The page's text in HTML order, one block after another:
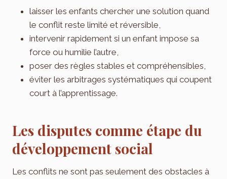
laisser les enfants chercher une solution quand
le conflit reste limité et réversible,
intervenir rapidement si un enfant impose sa
force ou humilie l’autre,
poser des règles stables et compréhensibles,
éviter les arbitrages systématiques qui coupent
court à l’apprentissage.
Les disputes comme étape du
développement social
Les conflits ne sont pas seulement des obstacles à